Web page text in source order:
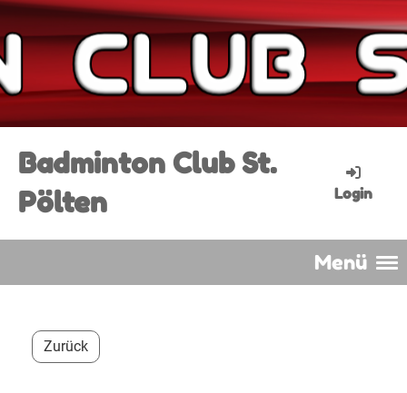
Badminton Club St.
Pölten
Login
Menü
Zurück